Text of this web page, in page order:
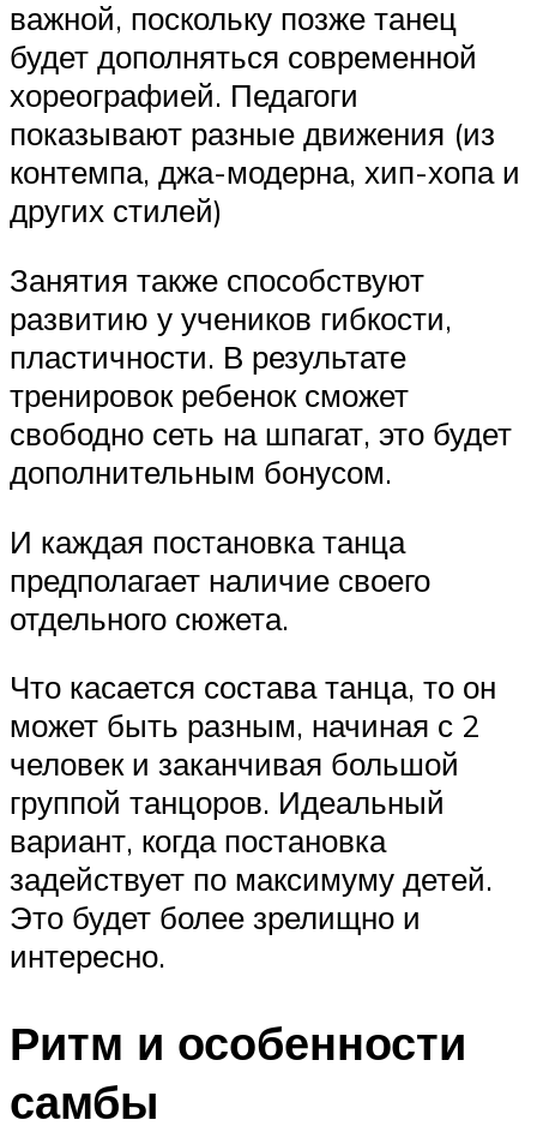
важной, поскольку позже танец
будет дополняться современной
хореографией. Педагоги
показывают разные движения (из
контемпа, джа-модерна, хип-хопа и
других стилей)
Занятия также способствуют
развитию у учеников гибкости,
пластичности. В результате
тренировок ребенок сможет
свободно сеть на шпагат, это будет
дополнительным бонусом.
И каждая постановка танца
предполагает наличие своего
отдельного сюжета.
Что касается состава танца, то он
может быть разным, начиная с 2
человек и заканчивая большой
группой танцоров. Идеальный
вариант, когда постановка
задействует по максимуму детей.
Это будет более зрелищно и
интересно.
Ритм и особенности
самбы